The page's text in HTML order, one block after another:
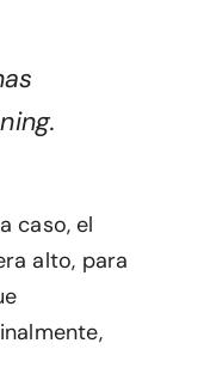
caso, el
alto, para